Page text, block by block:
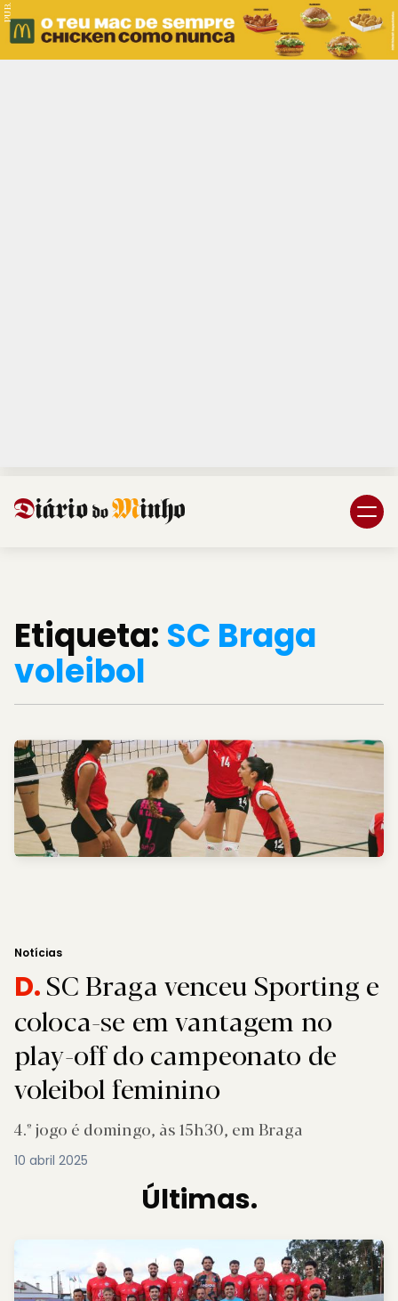
PUB.
Etiqueta: SC Braga
voleibol
Notícias
D.SC Braga venceu Sporting e
coloca-se em vantagem no
play-off do campeonato de
voleibol feminino
4.º jogo é domingo, às 15h30, em Braga
10 abril 2025
Últimas.